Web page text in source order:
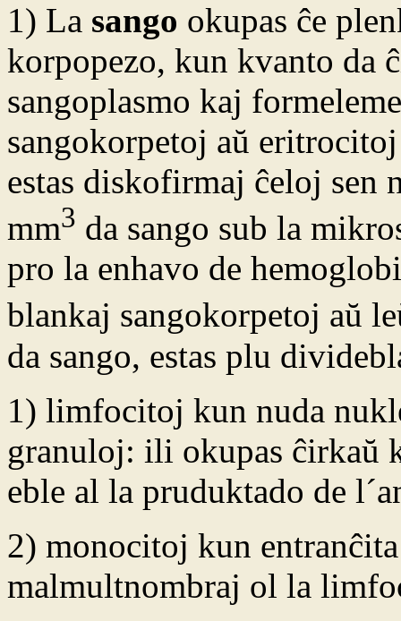
1) La sango okupas ĉe
korpopezo, kun kvanto da
sangoplasmo kaj
sangokorpetoj aŭ
estas diskofirmaj ĉeloj
mm3 da sango sub la
pro la enhavo de
blankaj sangokorpetoj aŭ
da sango, estas plu
1) limfocitoj kun nuda
granuloj: ili okupas ĉirkaŭ
eble al la pruduktado de
2) monocitoj kun
malmultnombraj ol la